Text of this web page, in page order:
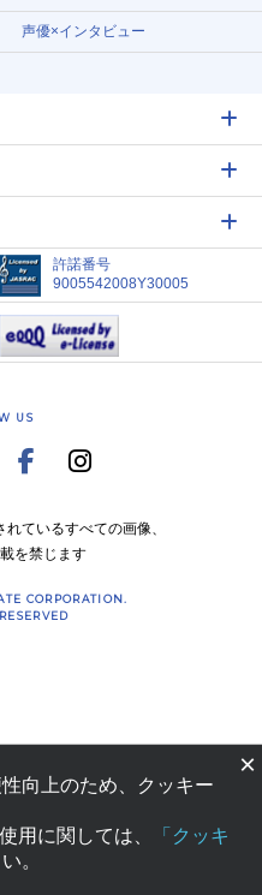
声優×インタビュー
許諾番号
9005542008Y30005
US
ているすべての画像、
を禁じます
CORPORATION.
×
向上のため、クッキー
用に関しては、
「クッキ
。